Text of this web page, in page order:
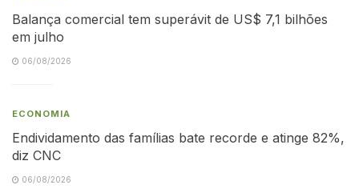
Balança comercial tem superávit de US$ 7,1 bilhões
em julho
06/08/2026
ECONOMIA
Endividamento das famílias bate recorde e atinge 82%,
diz CNC
06/08/2026